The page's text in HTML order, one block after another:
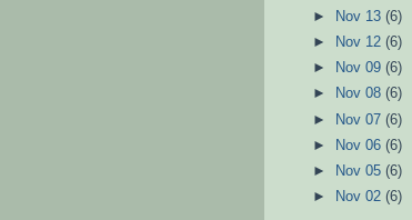
►
Nov 13(6)
►
Nov 12(6)
►
Nov 09(6)
►
Nov 08(6)
►
Nov 07(6)
►
Nov 06(6)
►
Nov 05(6)
►
Nov 02(6)